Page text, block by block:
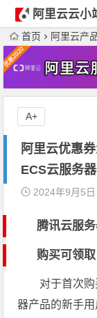
阿里云云小
首页 阿里云产
阿里云优惠
ECS云服务
2024年9月5日
腾讯云服
购买可领
对于首次
器产品的新手
A+